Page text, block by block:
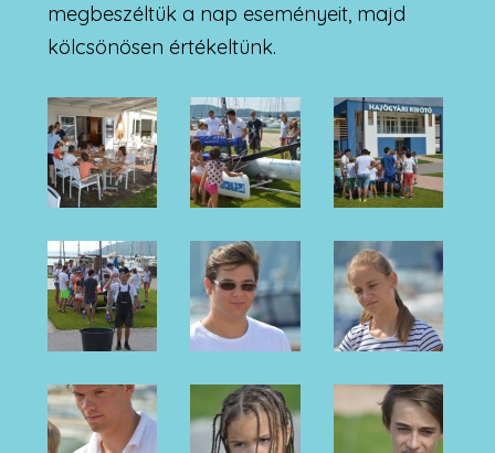
megbeszéltük a nap eseményeit, majd
kölcsönösen értékeltünk.